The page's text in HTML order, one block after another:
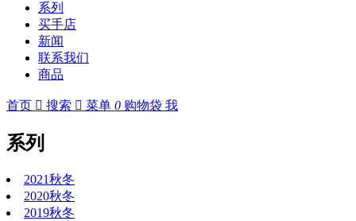
系列
买手店
新闻
联系我们
商品
首页  搜索  菜单 0 购物袋 我
系列
2021秋冬
2020秋冬
2019秋冬